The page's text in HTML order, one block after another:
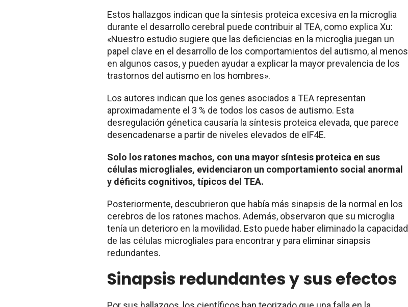
Estos hallazgos indican que la síntesis proteica excesiva en la microglia
durante el desarrollo cerebral puede contribuir al TEA, como explica Xu:
«Nuestro estudio sugiere que las deficiencias en la microglia juegan un
papel clave en el desarrollo de los comportamientos del autismo, al menos
en algunos casos, y pueden ayudar a explicar la mayor prevalencia de los
trastornos del autismo en los hombres».
Los autores indican que los genes asociados a TEA representan
aproximadamente el 3 % de todos los casos de autismo. Esta
desregulación génetica causaría la síntesis proteica elevada, que parece
desencadenarse a partir de niveles elevados de eIF4E.
Solo los ratones machos, con una mayor síntesis proteica en sus
células microgliales, evidenciaron un comportamiento social anormal
y déficits cognitivos, típicos del TEA.
Posteriormente, descubrieron que había más sinapsis de la normal en los
cerebros de los ratones machos. Además, observaron que su microglia
tenía un deterioro en la movilidad. Esto puede haber eliminado la capacidad
de las células microgliales para encontrar y para eliminar sinapsis
redundantes.
Sinapsis redundantes y sus efectos